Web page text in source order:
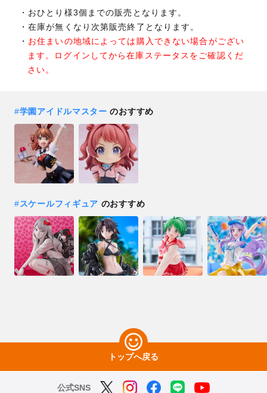
おひとり様3個までの販売となります。
在庫が無くなり次第販売終了となります。
お住まいの地域によっては購入できない場合がござい
ます。ログインしてから在庫ステータスをご確認くだ
さい。
#学園アイドルマスター のおすすめ
#スケールフィギュア のおすすめ
トップへ戻る
公式SNS